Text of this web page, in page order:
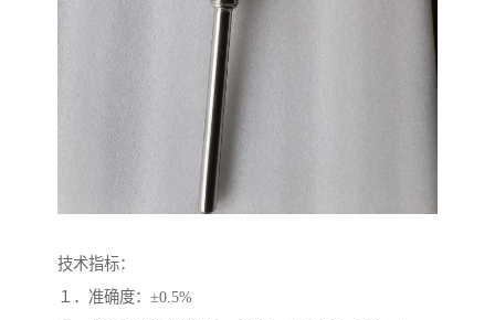
技术指标：
１．准确度：±0.5%